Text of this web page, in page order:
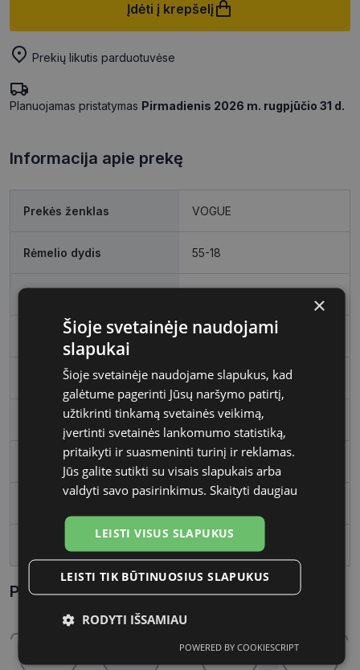
Įdėti į krepšelį
Prekių likutis parduotuvėse
Planuojamas pristatymas Pirmadienis 2026 m. rugpjūčio 31 d.
Informacija apie prekę
Prekės ženklas VOGUE
Rėmelio dydis 55-18
Rėmo spalva gold
Rėmelio medžiaga Metalas
Rėmelio forma Ovalus
Vartotojų grupė Moterims
Tarpnosės plotis, mm
Parametrai Kaip sužinoti savo akinių dydį?
×
Šioje svetainėje naudojami
slapukai
Šioje svetainėje naudojame slapukus, kad
galėtume pagerinti Jūsų naršymo patirtį,
užtikrinti tinkamą svetainės veikimą,
įvertinti svetainės lankomumo statistiką,
pritaikyti ir suasmeninti turinį ir reklamas.
Jūs galite sutikti su visais slapukais arba
valdyti savo pasirinkimus. Skaityti daugiau
LEISTI VISUS SLAPUKUS
LEISTI TIK BŪTINUOSIUS SLAPUKUS
RODYTI IŠSAMIAU
Statistikos
Rinkodaros
POWERED BY COOKIESCRIPT